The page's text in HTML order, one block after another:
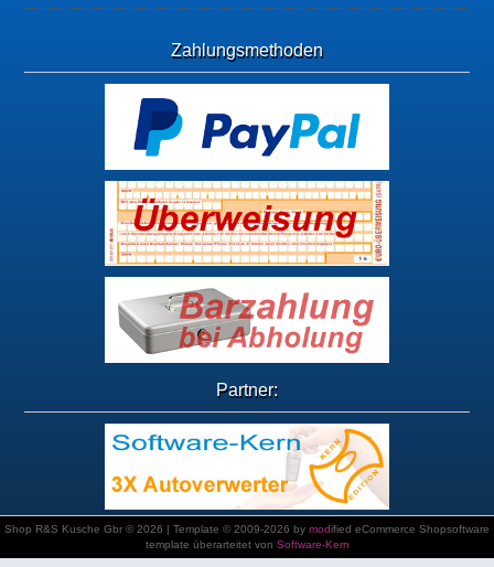
Zahlungsmethoden
Partner:
Shop R&S Kusche Gbr © 2026 | Template © 2009-2026 by modified eCommerce Shopsoftware
template überarteitet von Software-Kern